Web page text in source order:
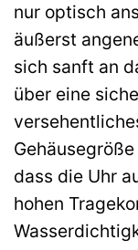
nur optisch
äußerst
sich sanft an
über eine
dass die Uhr
hohen